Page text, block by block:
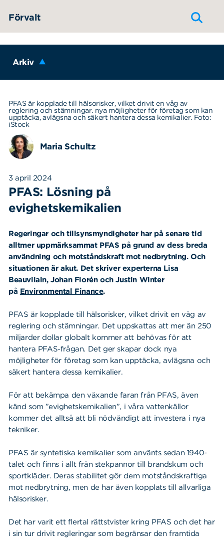
Förvalt
Arkiv
PFAS är kopplade till hälsorisker, vilket drivit en våg av
reglering och stämningar. nya möjligheter för företag som kan
upptäcka, avlägsna och säkert hantera dessa kemikalier. Foto:
iStock
Maria Schultz
3 april 2024
PFAS: Lösning på
evighetskemikalien
Regeringar och tillsynsmyndigheter har på senare tid
alltmer uppmärksammat PFAS på grund av dess breda
användning och motståndskraft mot nedbrytning. Och
situationen är akut. Det skriver experterna Lisa
Beauvilain, Johan Florén och Justin Winter
på Environmental Finance.
PFAS är kopplade till hälsorisker, vilket drivit en våg av
reglering och stämningar. Det uppskattas att mer än 250
miljarder dollar globalt kommer att behövas för att
hantera PFAS-frågan. Det ger skapar dock nya
möjligheter för företag som kan upptäcka, avlägsna och
säkert hantera dessa kemikalier.
För att bekämpa den växande faran från PFAS, även
känd som ”evighetskemikalien”, i våra vattenkällor
kommer det alltså att bli nödvändigt att investera i nya
tekniker.
PFAS är syntetiska kemikalier som använts sedan 1940-
talet och finns i allt från stekpannor till brandskum och
sportkläder. Deras stabilitet gör dem motståndskraftiga
mot nedbrytning, men de har även kopplats till allvarliga
hälsorisker.
Det har varit ett flertal rättstvister kring PFAS och det har
i sin tur drivit regleringar som begränsar den framtida